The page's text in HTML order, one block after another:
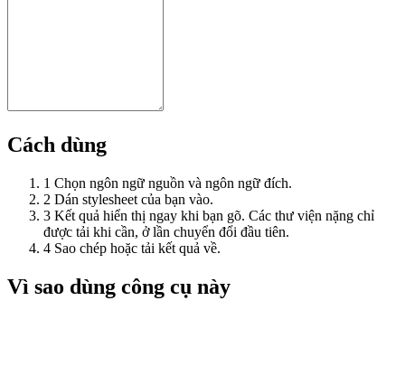
Cách dùng
1 Chọn ngôn ngữ nguồn và ngôn ngữ đích.
2 Dán stylesheet của bạn vào.
3 Kết quả hiển thị ngay khi bạn gõ. Các thư viện nặng chỉ
được tải khi cần, ở lần chuyển đổi đầu tiên.
4 Sao chép hoặc tải kết quả về.
Vì sao dùng công cụ này